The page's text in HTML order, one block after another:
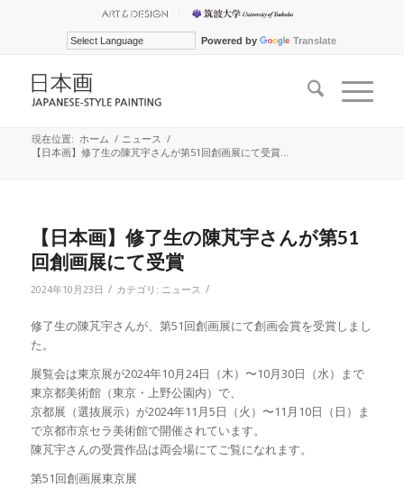
Powered by Translate
現在位置: ホーム / ニュース /
【日本画】修了生の陳芃宇さんが第51回創画展にて受賞...
【日本画】修了生の陳芃宇さんが第51
回創画展にて受賞
2024年10月23日 / カテゴリ: ニュース /
修了生の陳芃宇さんが、第51回創画展にて創画会賞を受賞しまし
た。
展覧会は東京展が2024年10月24日（木）〜10月30日（水）まで
東京都美術館（東京・上野公園内）で、
京都展（選抜展示）が2024年11月5日（火）〜11月10日（日）ま
で京都市京セラ美術館で開催されています。
陳芃宇さんの受賞作品は両会場にてご覧になれます。
第51回創画展東京展